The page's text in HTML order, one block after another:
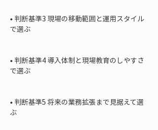
• 判断基準3 現場の移動範囲と運用スタイル
で選ぶ
• 判断基準4 導入体制と現場教育のしやすさ
で選ぶ
• 判断基準5 将来の業務拡張まで見据えて選
ぶ